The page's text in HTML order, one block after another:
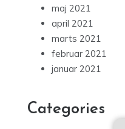
maj 2021
april 2021
marts 2021
februar 2021
januar 2021
Categories